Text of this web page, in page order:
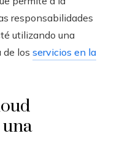
responsabilidades
utilizando una
de los servicios en la